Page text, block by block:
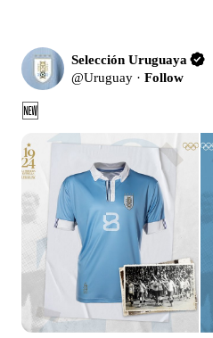
Selección Uruguaya
@Uruguay · Follow
🆕